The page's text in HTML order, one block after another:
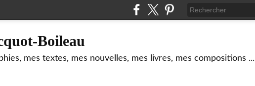
Boileau
mes textes, mes nouvelles, mes livres, mes compositions ...